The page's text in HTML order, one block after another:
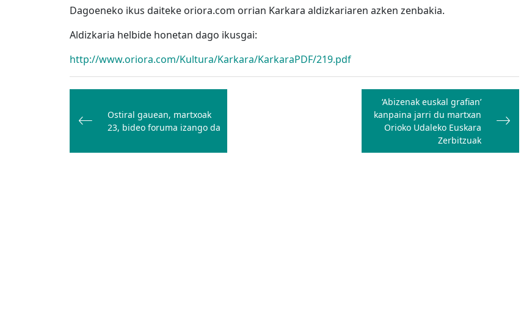
Dagoeneko ikus daiteke oriora.com orrian Karkara aldizkariaren azken zenbakia.
Aldizkaria helbide honetan dago ikusgai:
http://www.oriora.com/Kultura/Karkara/KarkaraPDF/219.pdf
Bidalketetan
zehar
nabigatu
Ostiral gauean, martxoak
23, bideo foruma izango da
‘Abizenak euskal grafian’
kanpaina jarri du martxan
Orioko Udaleko Euskara
Zerbitzuak